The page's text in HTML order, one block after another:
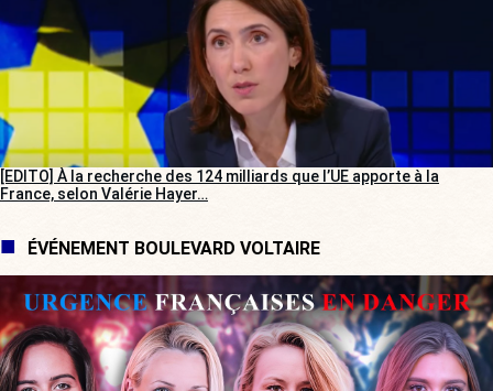
[EDITO] À la recherche des 124 milliards que l’UE apporte à la
France, selon Valérie Hayer…
ÉVÉNEMENT BOULEVARD VOLTAIRE